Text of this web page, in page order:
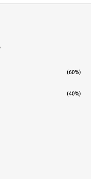
(60%)
(40%)